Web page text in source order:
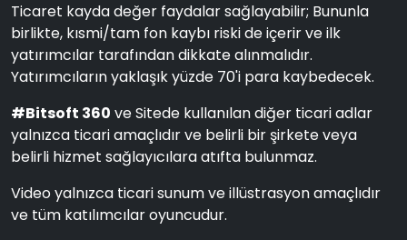
Ticaret kayda değer faydalar sağlayabilir; Bununla
birlikte, kısmi/tam fon kaybı riski de içerir ve ilk
yatırımcılar tarafından dikkate alınmalıdır.
Yatırımcıların yaklaşık yüzde 70'i para kaybedecek.
#Bitsoft 360 ve Sitede kullanılan diğer ticari adlar
yalnızca ticari amaçlıdır ve belirli bir şirkete veya
belirli hizmet sağlayıcılara atıfta bulunmaz.
Video yalnızca ticari sunum ve illüstrasyon amaçlıdır
ve tüm katılımcılar oyuncudur.